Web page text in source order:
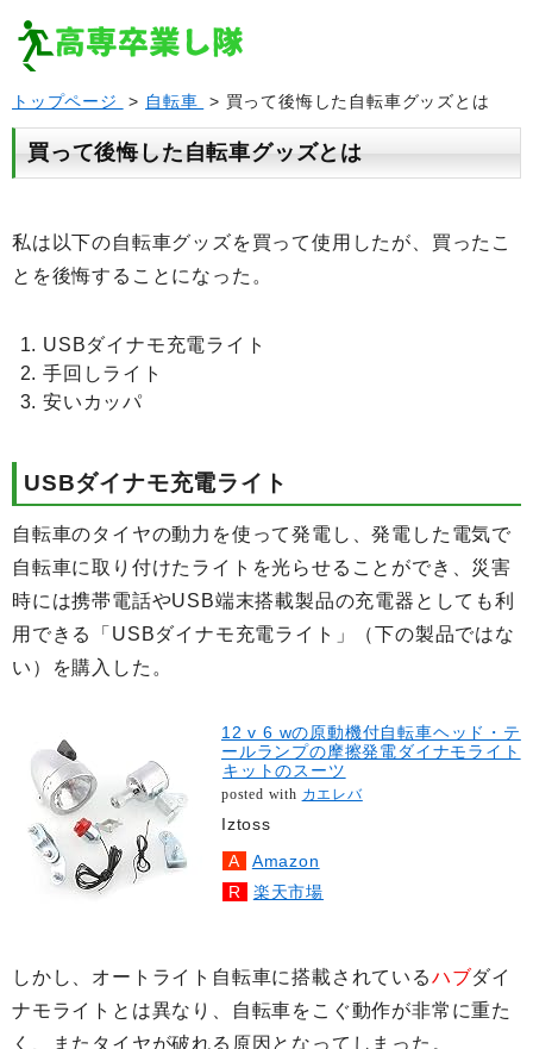
トップページ > 自転車 > 買って後悔した自転車グッズとは
買って後悔した自転車グッズとは
私は以下の自転車グッズを買って使用したが、買ったこ
とを後悔することになった。
USBダイナモ充電ライト
手回しライト
安いカッパ
USBダイナモ充電ライト
自転車のタイヤの動力を使って発電し、発電した電気で
自転車に取り付けたライトを光らせることができ、災害
時には携帯電話やUSB端末搭載製品の充電器としても利
用できる「USBダイナモ充電ライト」（下の製品ではな
い）を購入した。
12 v 6 wの原動機付自転車ヘッド・テ
ールランプの摩擦発電ダイナモライト
キットのスーツ
posted with カエレバ
Iztoss
Amazon
楽天市場
しかし、オートライト自転車に搭載されているハブダイ
ナモライトとは異なり、自転車をこぐ動作が非常に重た
く、またタイヤが破れる原因となってしまった。